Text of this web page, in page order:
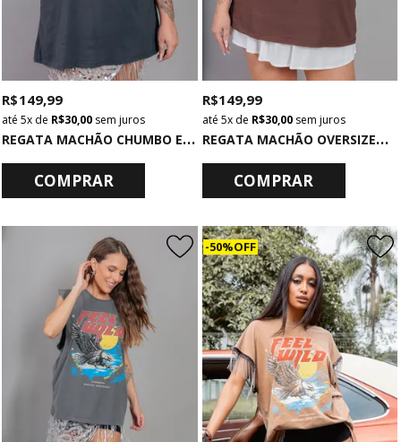
R
EGATA MACHÃO CHUMBO ESCURO FIRESTORM
R$ 149,99
5x de R$ 30,00 sem juros
COMPRAR
R
EGATA MACHÃO OVERSIZED MARROM PLEASE
R$ 149,99
5xde R$ 30,00sem juros
COMPRAR
50% OFF